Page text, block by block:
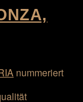
nummeriert